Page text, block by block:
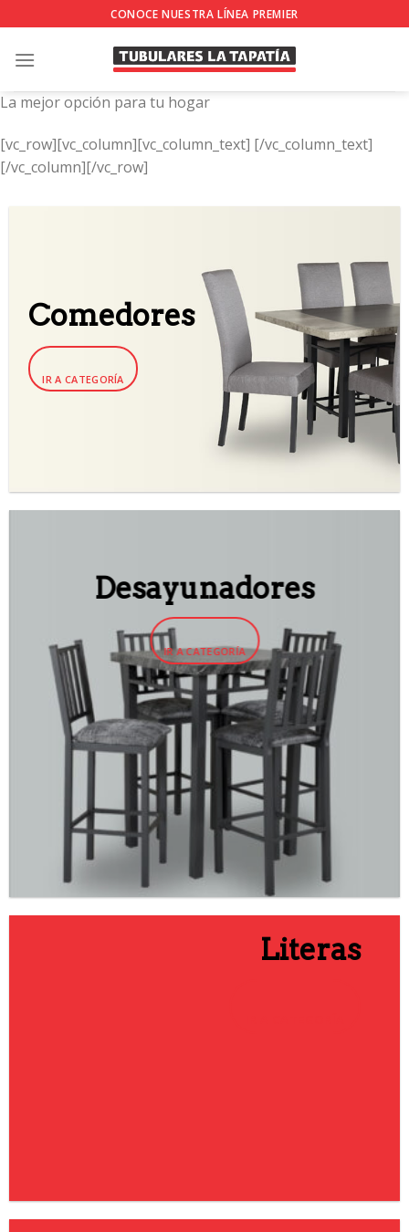
to
content
CONOCE NUESTRA LÍNEA PREMIER
La mejor opción para tu hogar
[vc_row][vc_column][vc_column_text] [/vc_column_text]
[/vc_column][/vc_row]
Comedores
IR A CATEGORÍA
Desayunadores
IR A CATEGORÍA
Literas